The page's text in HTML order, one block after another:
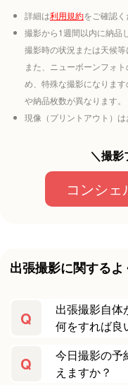
詳細は利用規約をご確認く
撮影から1週間以内に納品
撮影時の状況または天候等
また、ニューボーンフォ
め、特殊な撮影になりま
や納品枚数が異なります。
現像（プリントアウト）は
＼撮
コンシェ
出張撮影に関する
Q
出張撮影自体
何をすれば良
Q
今日撮影の予
えますか？